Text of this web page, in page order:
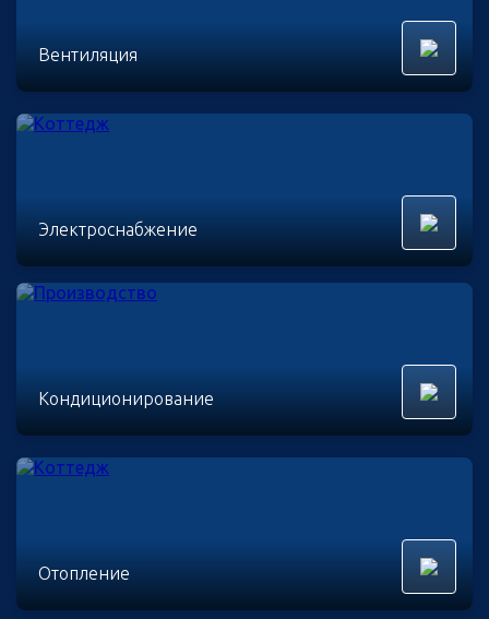
Вентиляция
Электроснабжение
Кондиционирование
Отопление